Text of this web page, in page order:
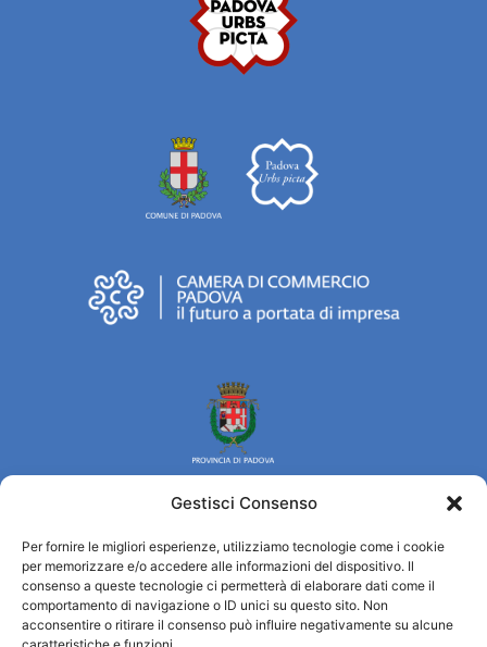
Gestisci Consenso
Per fornire le migliori esperienze, utilizziamo tecnologie come i cookie
per memorizzare e/o accedere alle informazioni del dispositivo. Il
consenso a queste tecnologie ci permetterà di elaborare dati come il
comportamento di navigazione o ID unici su questo sito. Non
acconsentire o ritirare il consenso può influire negativamente su alcune
Turismo Padova
Wer sind wir
Informationsbüro und touristenempfang / IAT